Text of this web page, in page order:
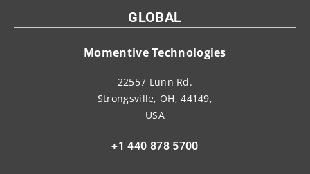
GLOBAL
Momentive Technologies
22557 Lunn Rd.
Strongsville, OH, 44149,
USA
+1 440 878 5700